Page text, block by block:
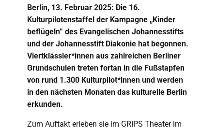
Berlin, 13. Februar 2025: Die 16.
Kulturpilotenstaffel der Kampagne „Kinder
beflügeln” des Evangelischen Johannesstifts
und der Johannesstift Diakonie hat begonnen.
Viertklässler*innen aus zahlreichen Berliner
Grundschulen treten fortan in die Fußstapfen
von rund 1.300 Kulturpilot*innen und werden
in den nächsten Monaten das kulturelle Berlin
erkunden.
Zum Auftakt erleben sie im GRIPS Theater im